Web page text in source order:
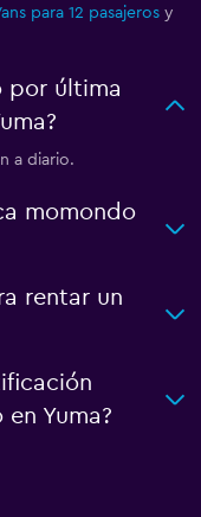
para 12 pasajeros y
por última
a diario.
momondo
rentar un
Yuma?